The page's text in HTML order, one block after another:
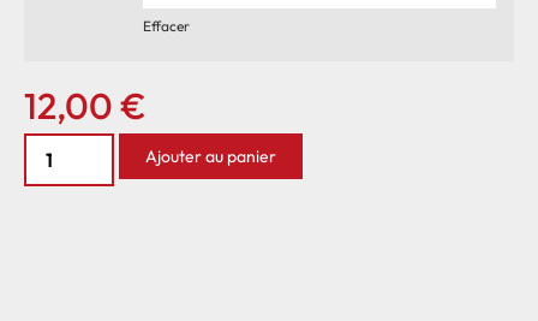
Effacer
12,00€
Ajouter au panier